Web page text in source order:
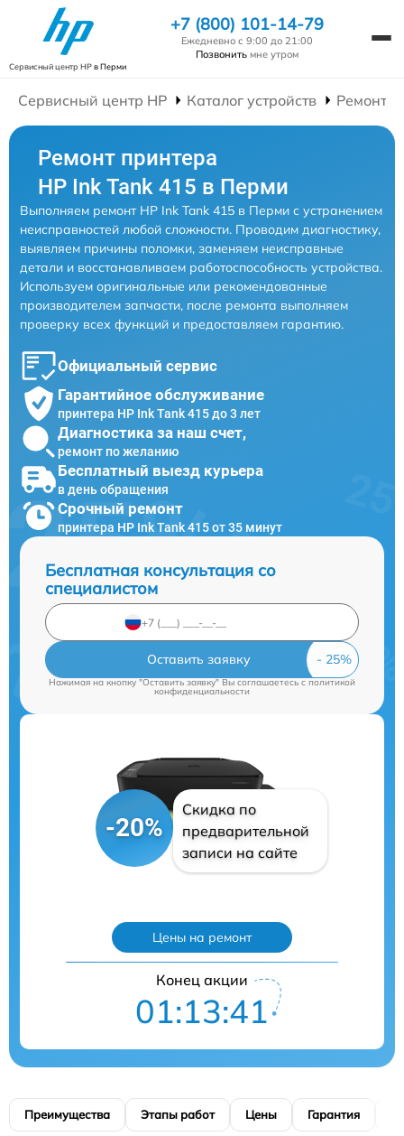
Сервисный центр HPв Перми
+7 (800) 101-14-79
Ежедневно с 9:00 до 21:00
Позвонить мне утром
Сервисный центр HP Каталог устройств Ремонт
Ремонт принтера
HP Ink Tank 415 в Перми
Выполняем ремонт HP Ink Tank 415 в Перми с устранением
неисправностей любой сложности. Проводим диагностику,
выявляем причины поломки, заменяем неисправные
детали и восстанавливаем работоспособность устройства.
Используем оригинальные или рекомендованные
производителем запчасти, после ремонта выполняем
проверку всех функций и предоставляем гарантию.
Официальный сервис
Гарантийное обслуживание
принтера HP Ink Tank 415 до 3 лет
Диагностика за наш счет,
ремонт по желанию
Бесплатный выезд курьера
в день обращения
Срочный ремонт
принтера HP Ink Tank 415 от 35 минут
Бесплатная консультация со
специалистом
Оставить заявку
Нажимая на кнопку "Оставить заявку" Вы соглашаетесь cполитикой
конфиденциальности
-20%
Скидка по
предварительной
записи на сайте
Цены на ремонт
Конец акции
01:13:40
Преимущества Этапы работ Цены Гарантия